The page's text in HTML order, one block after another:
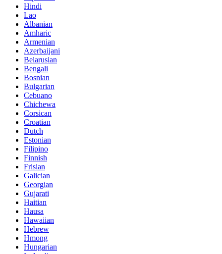
Hindi
Lao
Albanian
Amharic
Armenian
Azerbaijani
Belarusian
Bengali
Bosnian
Bulgarian
Cebuano
Chichewa
Corsican
Croatian
Dutch
Estonian
Filipino
Finnish
Frisian
Galician
Georgian
Gujarati
Haitian
Hausa
Hawaiian
Hebrew
Hmong
Hungarian